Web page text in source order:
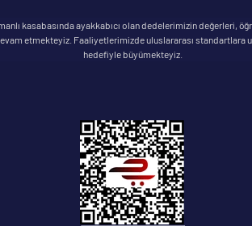
kasabasında ayakkabıcı olan dedelerimizin
etmekteyiz. Faaliyetlerimizde uluslararası
hedefiyle büyümekteyiz.